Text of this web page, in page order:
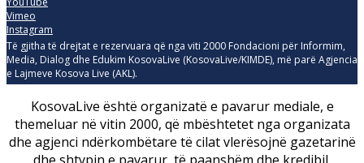
Vimeo
Instagram
Të gjitha të drejtat e rezervuara që nga viti 2000 Fondacioni për Informim,
Media, Dialog dhe Edukim KosovaLive (KosovaLive/KIMDE), më parë Agjencia
e Lajmeve Kosova Live (AKL).
KosovaLive është organizatë e pavarur mediale, e
themeluar në vitin 2000, që mbështetet nga organizata
dhe agjenci ndërkombëtare të cilat vlerësojnë gazetarinë